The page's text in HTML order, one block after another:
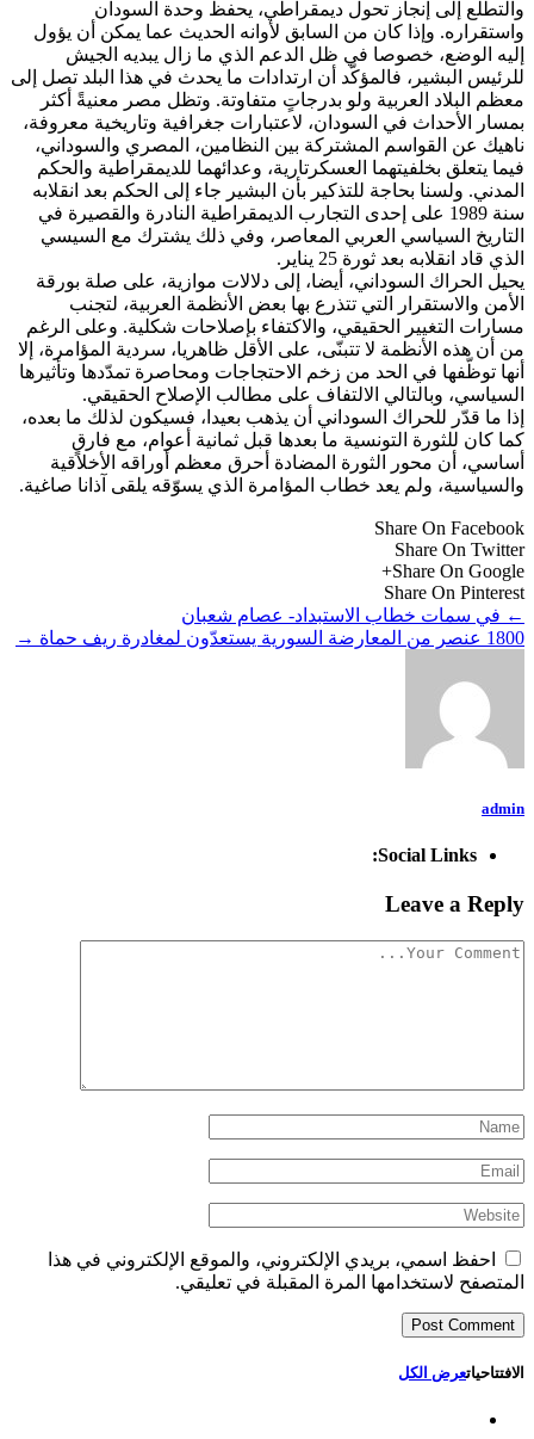
والتطلع إلى إنجاز تحول ديمقراطي، يحفظ وحدة السودان
واستقراره. وإذا كان من السابق لأوانه الحديث عما يمكن أن يؤول
إليه الوضع، خصوصا في ظل الدعم الذي ما زال يبديه الجيش
للرئيس البشير، فالمؤكّد أن ارتدادات ما يحدث في هذا البلد تصل إلى
معظم البلاد العربية ولو بدرجاتٍ متفاوتة. وتظل مصر معنيةً أكثر
بمسار الأحداث في السودان، لاعتبارات جغرافية وتاريخية معروفة،
ناهيك عن القواسم المشتركة بين النظامين، المصري والسوداني،
فيما يتعلق بخلفيتهما العسكرتارية، وعدائهما للديمقراطية والحكم
المدني. ولسنا بحاجة للتذكير بأن البشير جاء إلى الحكم بعد انقلابه
سنة 1989 على إحدى التجارب الديمقراطية النادرة والقصيرة في
التاريخ السياسي العربي المعاصر، وفي ذلك يشترك مع السيسي
الذي قاد انقلابه بعد ثورة 25 يناير.
يحيل الحراك السوداني، أيضا، إلى دلالات موازية، على صلة بورقة
الأمن والاستقرار التي تتذرع بها بعض الأنظمة العربية، لتجنب
مسارات التغيير الحقيقي، والاكتفاء بإصلاحات شكلية. وعلى الرغم
من أن هذه الأنظمة لا تتبنّى، على الأقل ظاهريا، سردية المؤامرة، إلا
أنها توظّفها في الحد من زخم الاحتجاجات ومحاصرة تمدّدها وتأثيرها
السياسي، وبالتالي الالتفاف على مطالب الإصلاح الحقيقي.
إذا ما قدّر للحراك السوداني أن يذهب بعيدا، فسيكون لذلك ما بعده،
كما كان للثورة التونسية ما بعدها قبل ثمانية أعوام، مع فارقٍ
أساسي، أن محور الثورة المضادة أحرق معظم أوراقه الأخلاقية
والسياسية، ولم يعد خطاب المؤامرة الذي يسوّقه يلقى آذانا صاغية.
Share On Facebook
Share On Twitter
Share On Google+
Share On Pinterest
← في سمات خطاب الاستبداد- عصام شعبان
1800 عنصر من المعارضة السورية يستعدّون لمغادرة ريف حماة
→
admin
Social Links:
Leave a Reply
احفظ اسمي، بريدي الإلكتروني، والموقع الإلكتروني في هذا
المتصفح لاستخدامها المرة المقبلة في تعليقي.
الافتتاحياتعرض الكل